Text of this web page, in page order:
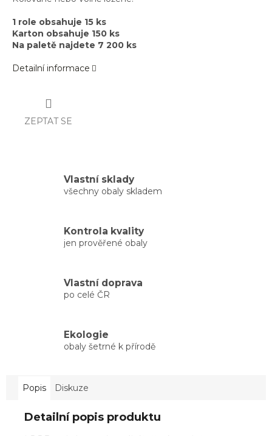
1 role obsahuje 15 ks
Karton obsahuje 150 ks
Na paletě najdete 7 200 ks
Detailní informace
ZEPTAT SE
Vlastní sklady
všechny obaly skladem
Kontrola kvality
jen prověřené obaly
Vlastní doprava
po celé ČR
Ekologie
obaly šetrné k přírodě
Popis Diskuze
Detailní popis produktu